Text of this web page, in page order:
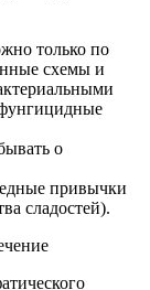
только по
схемы и
о
привычки
сладостей).